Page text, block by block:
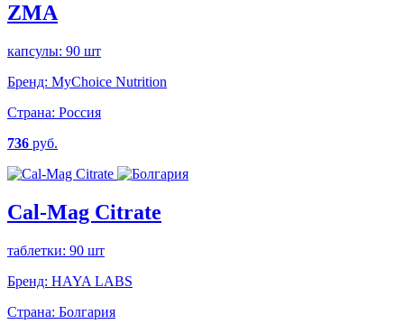
ZMA
капсулы: 90 шт
Бренд: MyChoice Nutrition
Страна: Россия
736 руб.
Cal-Mag Citrate
таблетки: 90 шт
Бренд: HAYA LABS
Страна: Болгария